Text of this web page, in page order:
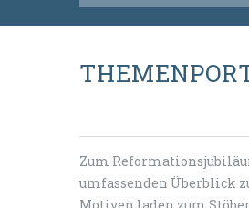
Zum
umfassenden Überblick